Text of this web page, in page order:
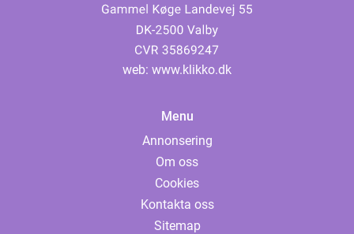
web: www.klikko.dk
Menu
Annonsering
Om oss
Cookies
Kontakta oss
Sitemap